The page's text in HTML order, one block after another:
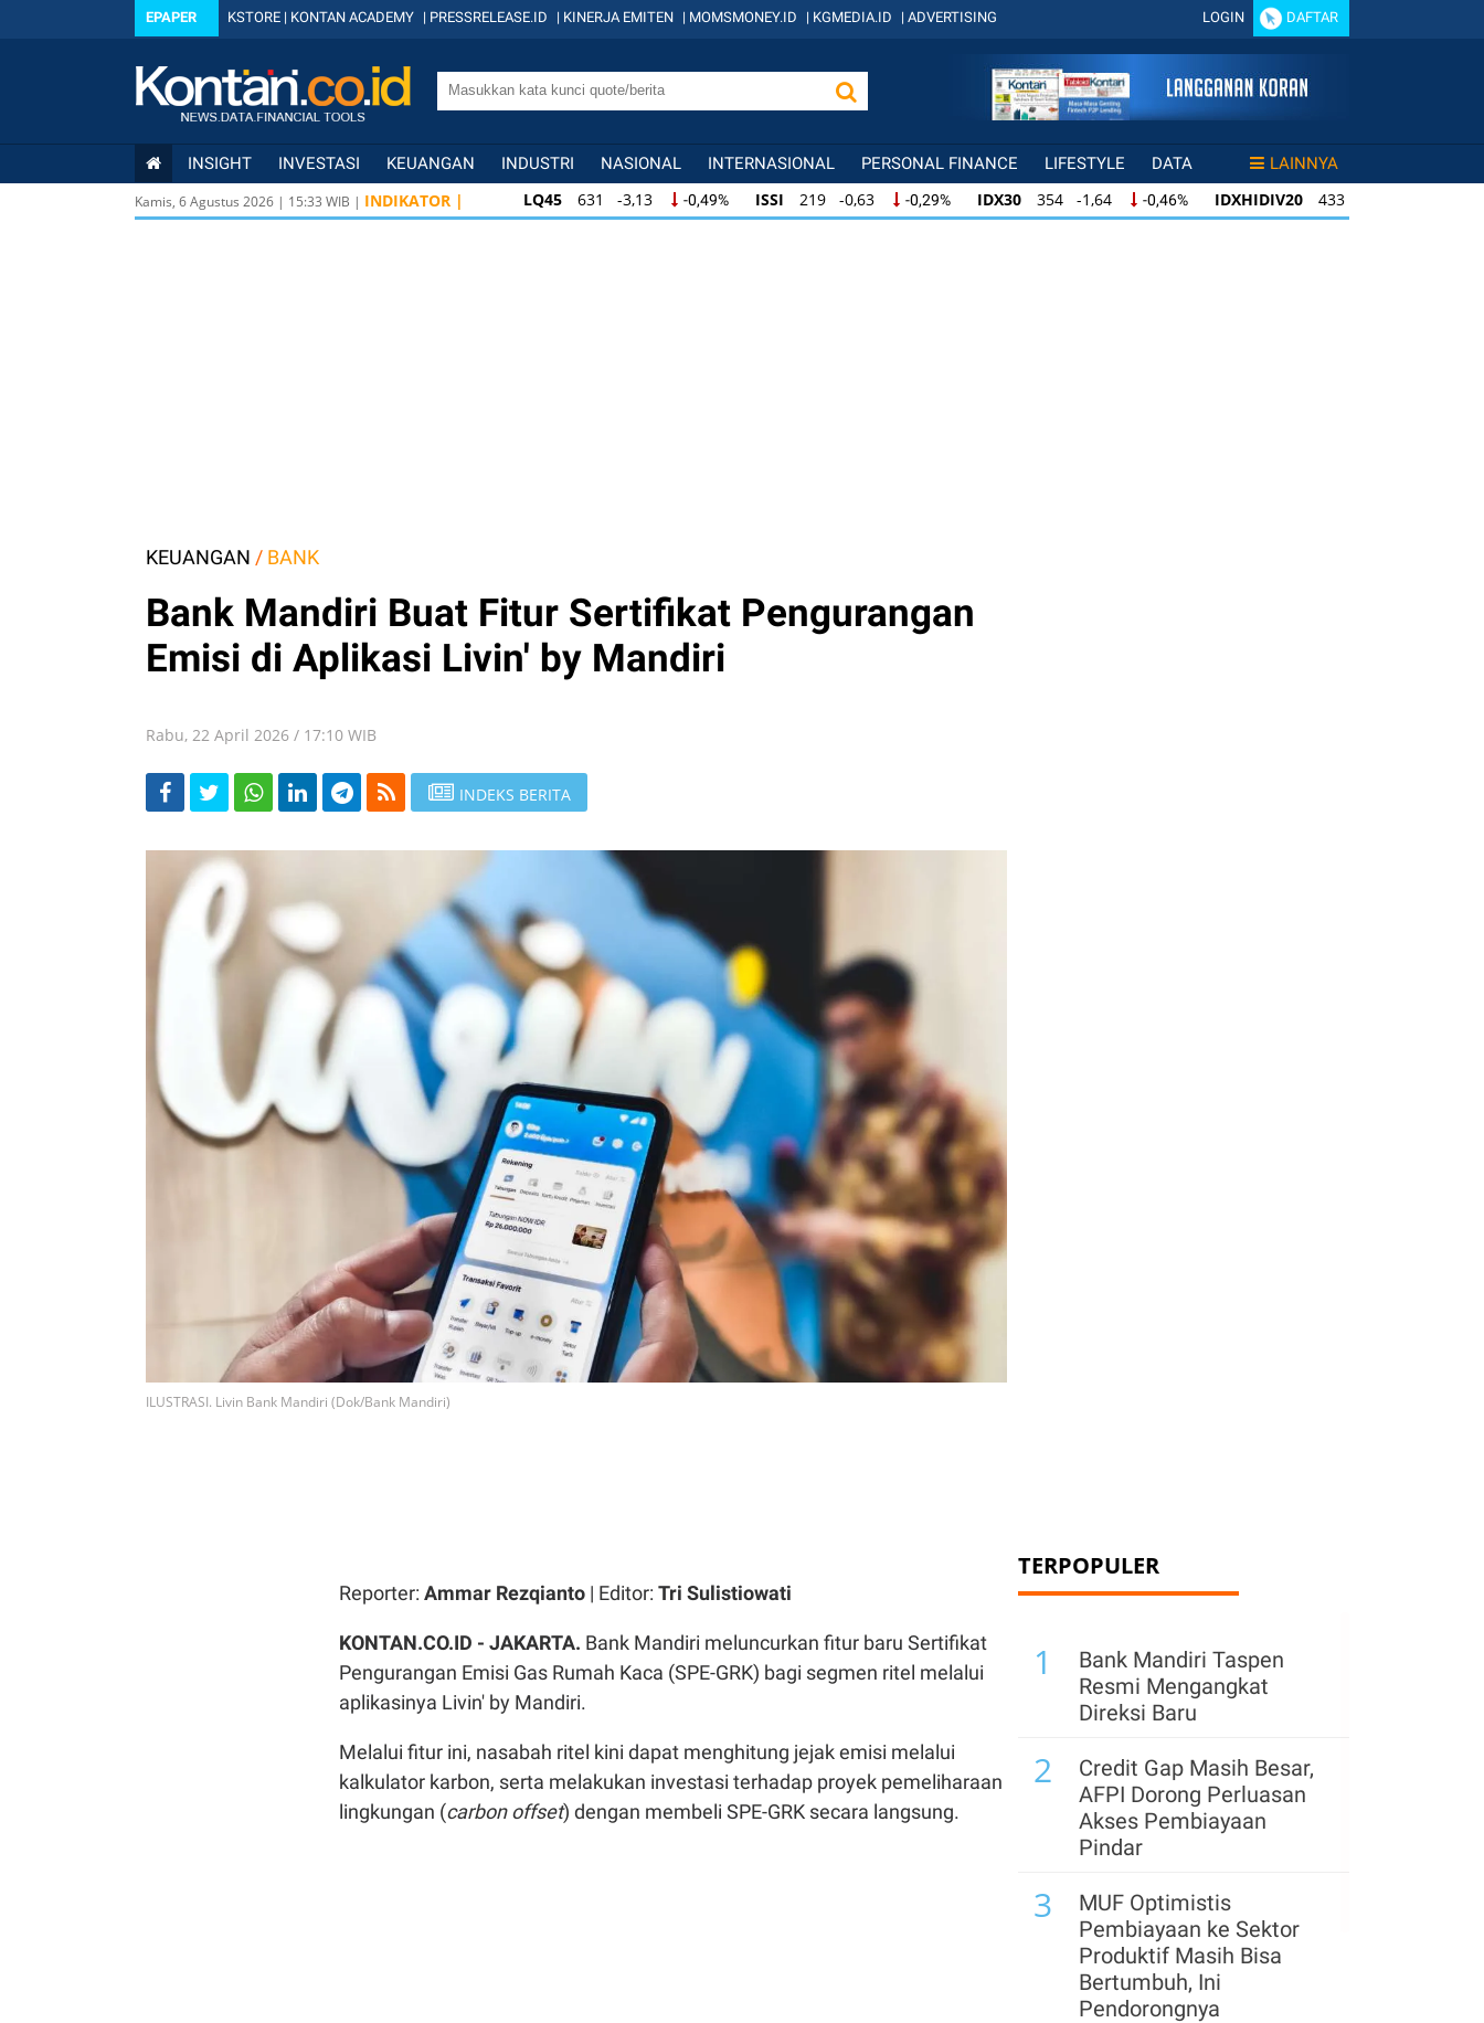
EPAPER KSTORE | KONTAN ACADEMY | PRESSRELEASE.ID | KINERJA EMITEN | MOMSMONEY.ID | KGMEDIA.ID | ADVERTISING LOGIN DAFTAR
INSIGHT INVESTASI KEUANGAN INDUSTRI NASIONAL INTERNASIONAL PERSONAL FINANCE LIFESTYLE DATA LAINNYA
Kamis, 6 Agustus 2026 | 15:33 WIB | INDIKATOR | LQ45 631 -3,13 -0,49% ISSI 219 -0,63 -0,29% IDX30 354 -1,64 -0,46% IDXHIDIV20 433 -1,50
LQ45 631 -3,13 -0,49% ISSI 219 -0,63 -0,29% IDX30 354 -1,64 -0,46% IDXHIDIV20 433 -1,50
KEUANGAN / BANK
Bank Mandiri Buat Fitur Sertifikat Pengurangan
Emisi di Aplikasi Livin' by Mandiri
Rabu, 22 April 2026 / 17:10 WIB
INDEKS BERITA
ILUSTRASI. Livin Bank Mandiri (Dok/Bank Mandiri)
Reporter: Ammar Rezqianto | Editor: Tri Sulistiowati
KONTAN.CO.ID - JAKARTA. Bank Mandiri meluncurkan fitur baru Sertifikat
Pengurangan Emisi Gas Rumah Kaca (SPE-GRK) bagi segmen ritel melalui
aplikasinya Livin' by Mandiri.
Melalui fitur ini, nasabah ritel kini dapat menghitung jejak emisi melalui
kalkulator karbon, serta melakukan investasi terhadap proyek pemeliharaan
lingkungan (carbon offset) dengan membeli SPE-GRK secara langsung.
TERPOPULER
1
Bank Mandiri Taspen
Resmi Mengangkat
Direksi Baru
2
Credit Gap Masih Besar,
AFPI Dorong Perluasan
Akses Pembiayaan
Pindar
3
MUF Optimistis
Pembiayaan ke Sektor
Produktif Masih Bisa
Bertumbuh, Ini
Pendorongnya